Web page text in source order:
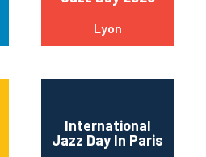
Lyon
International
Jazz Day In Paris